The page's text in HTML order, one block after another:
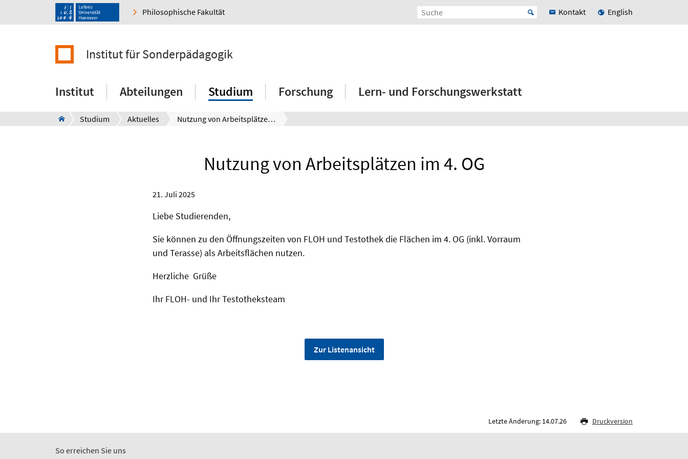
Philosophische Fakultät Kontakt English
Institut für Sonderpädagogik
Institut Abteilungen Studium Forschung Lern- und Forschungswerkstatt
Studium Aktuelles Nutzung von Arbeitsplätzen im 4. OG
Nutzung von Arbeitsplätzen im 4. OG
21. Juli 2025
Liebe Studierenden,
Sie können zu den Öffnungszeiten von FLOH und Testothek die Flächen im 4. OG (inkl. Vorraum
und Terasse) als Arbeitsflächen nutzen.
Herzliche Grüße
Ihr FLOH- und Ihr Testotheksteam
Zur Listenansicht
Letzte Änderung: 14.07.26 Druckversion
So erreichen Sie uns